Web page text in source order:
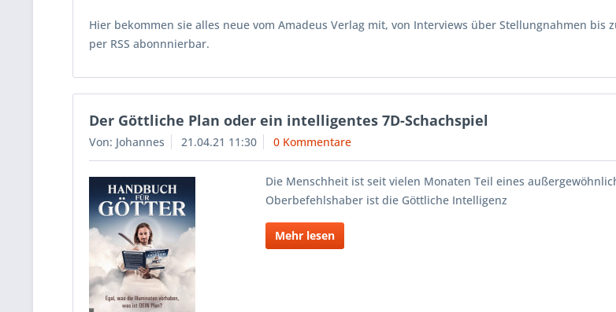
Hier bekommen sie alles neue vom Amadeus Verlag mit, von Interviews über Stellungnahmen bis
per RSS abonnnierbar.
Der Göttliche Plan oder ein intelligentes 7D-Schachspiel
Von: Johannes 21.04.21 11:30 0 Kommentare
Die Menschheit ist seit vielen Monaten Teil eines
Oberbefehlshaber ist die Göttliche Intelligenz
Mehr lesen